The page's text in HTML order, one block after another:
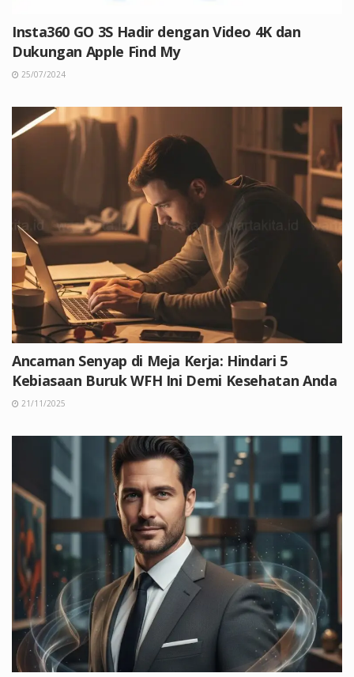
Insta360 GO 3S Hadir dengan Video 4K dan
Dukungan Apple Find My
25/07/2024
Ancaman Senyap di Meja Kerja: Hindari 5
Kebiasaan Buruk WFH Ini Demi Kesehatan Anda
21/11/2025